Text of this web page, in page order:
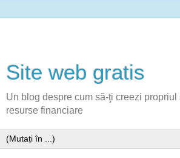
Site web gratis
Un blog despre cum să-ţi creezi propriul
resurse financiare